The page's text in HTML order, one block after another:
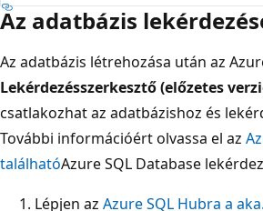
Az adatbázis
Az adatbázis létrehozása után az
Lekérdezésszerkesztő (előzetes
csatlakozhat az adatbázishoz és
További információért olvassa el az
találhatóAzure SQL Database
Lépjen az Azure SQL Hubra a